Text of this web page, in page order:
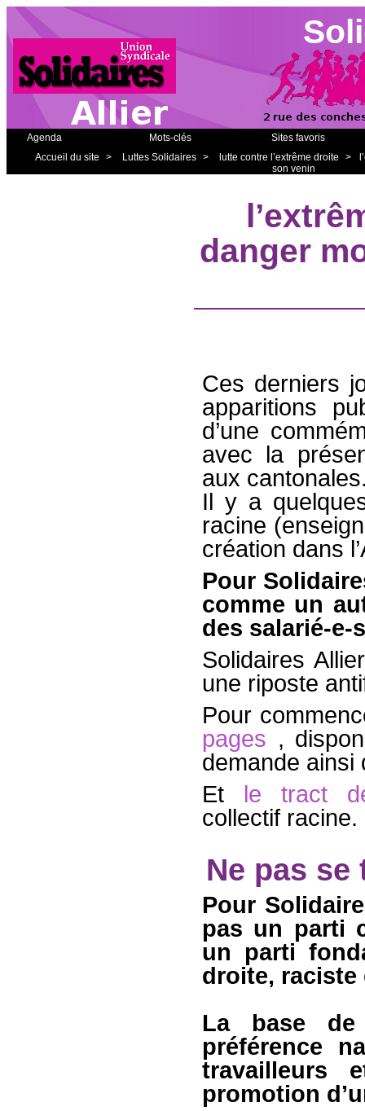
Agenda Mots-clés
Sites favoris
Accueil du site
> Luttes Solidaires > lutte contre l’extrême droite >
son venin
danger
Ces derniers
apparitions
d’une
avec la
aux
Il y a
racine
création dans
Pour
comme un
des salarié-e-
Solidaires
une riposte
Pour
pages ,
demande ainsi
Et le tract
collectif racine.
Ne pas
Pour
pas un parti
un parti
droite,
La base
préférence
travailleurs
promotion